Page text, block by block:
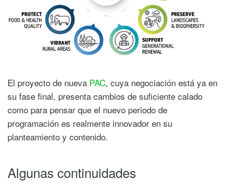
El proyecto de nueva PAC, cuya negociación está ya en
su fase final, presenta cambios de suficiente calado
como para pensar que el nuevo periodo de
programación es realmente innovador en su
planteamiento y contenido.
Algunas continuidades